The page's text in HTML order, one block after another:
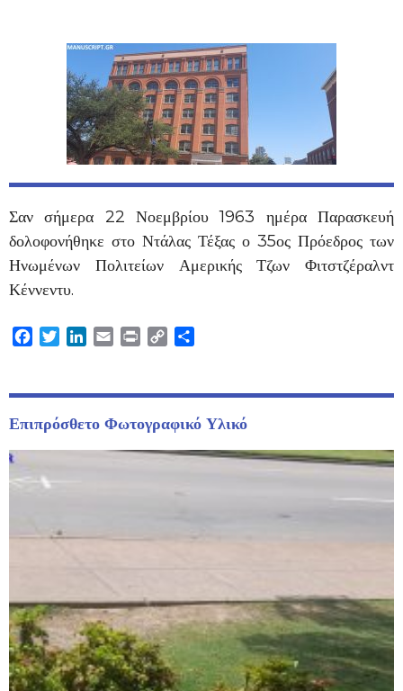
Σαν σήμερα 22 Νοεμβρίου 1963 ημέρα Παρασκευή
δολοφονήθηκε στο Ντάλας Τέξας ο 35ος Πρόεδρος των
Ηνωμένων Πολιτείων Αμερικής Τζων Φιτστζέραλντ
Κέννεντυ.
Facebook
TwitterLinkedIn
EmailPrint Copy
Επιπρόσθετο Φωτογραφικό Υλικό